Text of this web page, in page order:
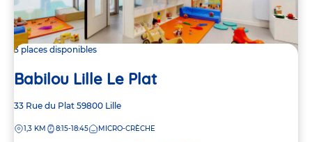
3 places disponibles
Babilou Lille Le Plat
Adresse
la
33 Rue du Plat 59800 Lille
DISTANCE
1,3 KM 8:15-18:45 MICRO-CRÈCHE